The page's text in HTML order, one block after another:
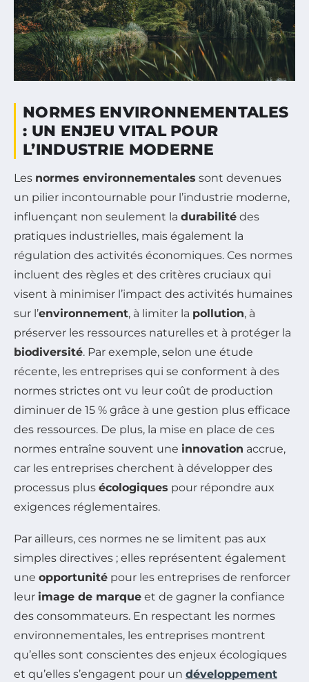
NORMES ENVIRONNEMENTALES
: UN ENJEU VITAL POUR
L’INDUSTRIE MODERNE
Les normes environnementales sont devenues
un pilier incontournable pour l’industrie moderne,
influençant non seulement la durabilité des
pratiques industrielles, mais également la
régulation des activités économiques. Ces normes
incluent des règles et des critères cruciaux qui
visent à minimiser l’impact des activités humaines
sur l’environnement, à limiter la pollution, à
préserver les ressources naturelles et à protéger la
biodiversité. Par exemple, selon une étude
récente, les entreprises qui se conforment à des
normes strictes ont vu leur coût de production
diminuer de 15 % grâce à une gestion plus efficace
des ressources. De plus, la mise en place de ces
normes entraîne souvent une innovation accrue,
car les entreprises cherchent à développer des
processus plus écologiques pour répondre aux
exigences réglementaires.
Par ailleurs, ces normes ne se limitent pas aux
simples directives ; elles représentent également
une opportunité pour les entreprises de renforcer
leur image de marque et de gagner la confiance
des consommateurs. En respectant les normes
environnementales, les entreprises montrent
qu’elles sont conscientes des enjeux écologiques
et qu’elles s’engagent pour un développement